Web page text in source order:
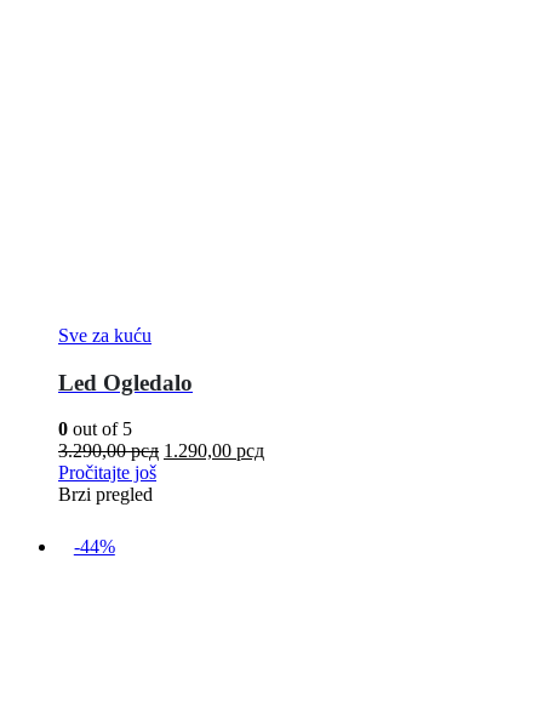
Sve za kuću
Led Ogledalo
0 out of 5
3.290,00рсд 1.290,00 рсд
Pročitajte još
Brzi pregled
-44%